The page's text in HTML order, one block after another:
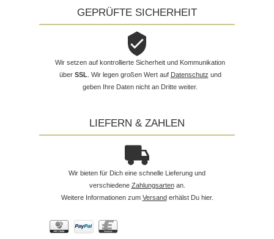
GEPRÜFTE SICHERHEIT
Wir setzen auf kontrollierte Sicherheit und Kommunikation
über SSL . Wir legen großen Wert auf Datenschutz und
geben Ihre Daten nicht an Dritte weiter.
LIEFERN & ZAHLEN
Wir bieten für Dich eine schnelle Lieferung und
verschiedene Zahlungsartenan.
Weitere Informationen zum Versanderhälst Du hier.